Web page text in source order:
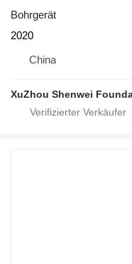
Bohrgerät
2020
China